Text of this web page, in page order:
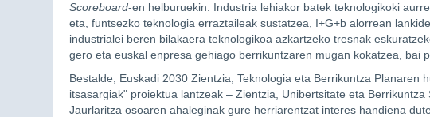
Scoreboard-en helburuekin. Industria lehiakor batek teknologikoki
eta, funtsezko teknologia erraztaileak sustatzea, I+G+b alorrean
industrialei beren bilakaera teknologikoa azkartzeko tresnak
gero eta euskal enpresa gehiago berrikuntzaren mugan kokatzea, bai
Bestalde, Euskadi 2030 Zientzia, Teknologia eta Berrikuntza Planaren
itsasargiak" proiektua lantzeak – Zientzia, Unibertsitate eta
Jaurlaritza osoaren ahaleginak gure herriarentzat interes handiena